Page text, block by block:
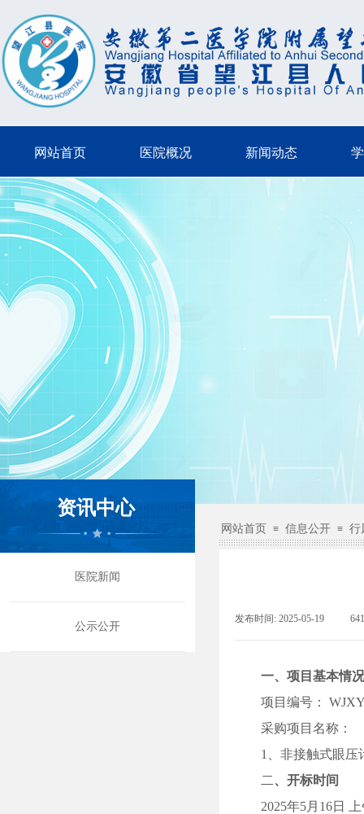
网站首页 医院概况 新闻动态
网站首页 医院概况 新闻动态
资讯中心
网站首页 ≡ 信息公开 ≡ 行
发布时间: 2025-05-19
一、 项目基本情况
项目编号：
采购项目名称：
1
、非接触式眼压
二、开标时间
2025年5月 16日
医院新闻
公示公开